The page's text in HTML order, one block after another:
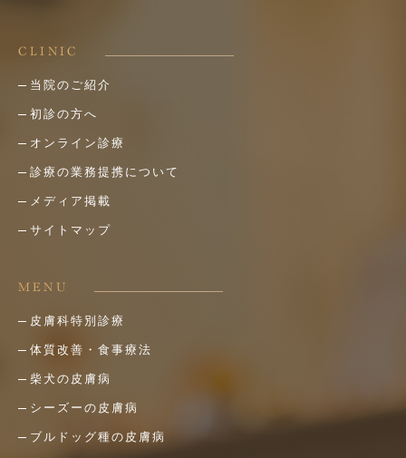
CLINIC
当院のご紹介
初診の方へ
オンライン診療
診療の業務提携について
メディア掲載
サイトマップ
MENU
皮膚科特別診療
体質改善・食事療法
柴犬の皮膚病
シーズーの皮膚病
ブルドッグ種の皮膚病